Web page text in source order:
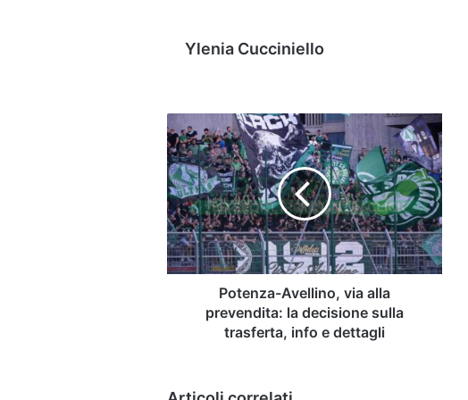
Ylenia Cucciniello
Avellino,
via
alla
prevendita:
la
decisione
sulla
trasferta,
Potenza-Avellino, via alla
prevendita: la decisione sulla
trasferta, info e dettagli